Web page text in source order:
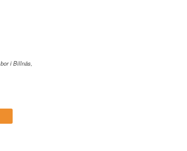
i Billnäs,